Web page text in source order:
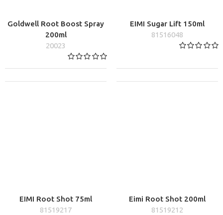
Goldwell Root Boost Spray
200ml
20023
EIMI Sugar Lift 150ml
81516048
EIMI Root Shot 75ml
81519217
Eimi Root Shot 200ml
81519212